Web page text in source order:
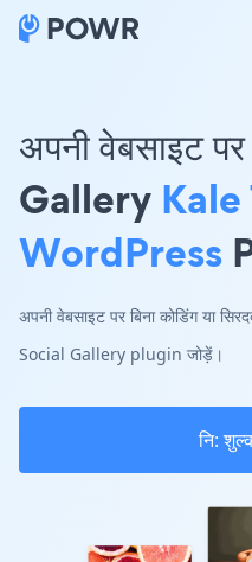
अपनी वेबसाइट
Gallery
WordPress
अपनी वेबसाइट पर बिना कोडिंग या
Social Gallery plugin जोड़ें।
नि: